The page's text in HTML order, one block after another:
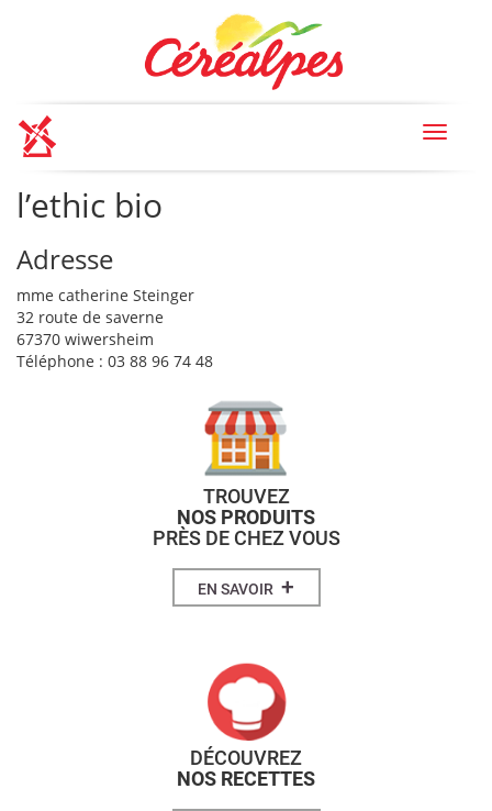
Toggle
l’ethic bio
Adresse
mme catherine Steinger
32 route de saverne
67370 wiwersheim
Téléphone : 03 88 96 74 48
TROUVEZ
NOS PRODUITS
PRÈS DE CHEZ VOUS
EN SAVOIR +
DÉCOUVREZ
NOS RECETTES